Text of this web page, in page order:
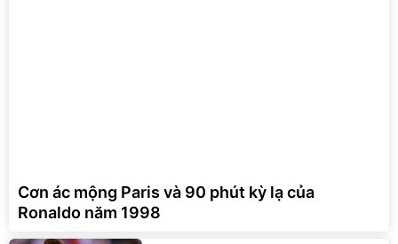
Cơn ác mộng Paris và 90 phút kỳ lạ của
Ronaldo năm 1998